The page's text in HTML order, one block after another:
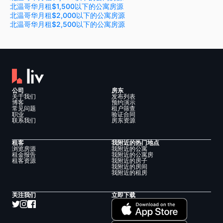
北温哥华月租$1,500以下的公寓房源
北温哥华月租$2,000以下的公寓房源
北温哥华月租$2,500以下的公寓房源
公司
关于我们
博客
常见问题
职业
联系我们
房东
发布列表
预约演示
租户筛查
验证合同
房东资源
租客
浏览房源
租金报告
租客资源
我附近的热门地点
我附近的公寓
我附近的公寓房
我附近的房子
我附近的房间
我附近的租房
关注我们 立即下载